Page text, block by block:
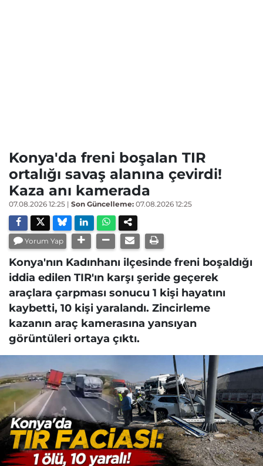
Konya'da freni boşalan TIR
ortalığı savaş alanına çevirdi!
Kaza anı kamerada
07.08.2026 12:25 | Son Güncelleme: 07.08.2026 12:25
Yorum Yap
Konya'nın Kadınhanı ilçesinde freni boşaldığı
iddia edilen TIR'ın karşı şeride geçerek
araçlara çarpması sonucu 1 kişi hayatını
kaybetti, 10 kişi yaralandı. Zincirleme
kazanın araç kamerasına yansıyan
görüntüleri ortaya çıktı.